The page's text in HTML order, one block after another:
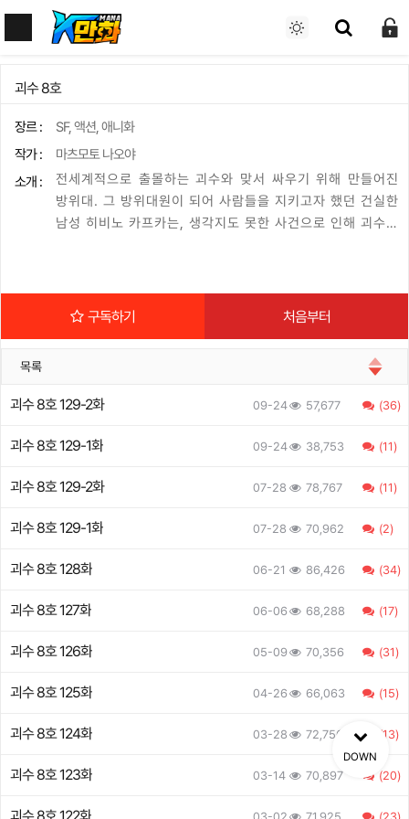
괴수 8호
장르 :
SF, 액션, 애니화
작가 :
마츠모토 나오야
소개 :
전세계적으로 출몰하는 괴수와 맞서 싸우기 위해 만들어진
방위대. 그 방위대원이 되어 사람들을 지키고자 했던 건실한
남성 히비노 카프카는, 생각지도 못한 사건으로 인해 괴수가
구독하기 처음부터
목록
괴수 8호 129-2화 09-24 57,677 (36)
괴수 8호 129-1화 09-24 38,753 (11)
괴수 8호 129-2화 07-28 78,767 (11)
괴수 8호 129-1화 07-28 70,962 (2)
괴수 8호 128화 06-21 86,426 (34)
괴수 8호 127화 06-06 68,288 (17)
괴수 8호 126화 05-09 70,356 (31)
괴수 8호 125화 04-26 66,063 (15)
괴수 8호 124화 03-28 72,756 (13)
괴수 8호 123화 03-14 70,897 (20)
03-02 71,925 (23)
DOWN